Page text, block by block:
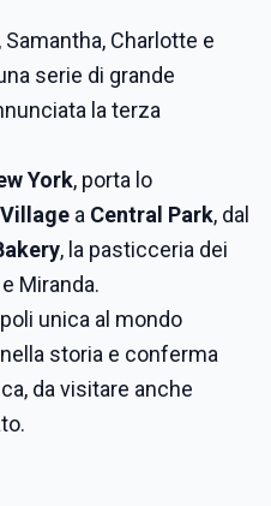
Charlotte e
serie di grande
la terza
York, porta lo
a Central Park, dal
, la pasticceria dei
Miranda.
unica al mondo
storia e conferma
da visitare anche